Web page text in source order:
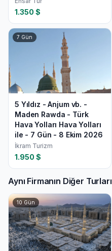
1.350 $
7 Gün
5 Yıldız - Anjum vb. -
Maden Rawda - Türk
Hava Yolları Hava Yolları
ile - 7 Gün - 8 Ekim 2026
İkram Turizm
1.950 $
Aynı Firmanın Diğer Turları
10 Gün